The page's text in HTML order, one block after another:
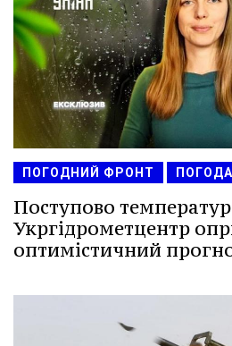
ПОГОДНИЙ ФРОНТ ПОГОДА
Поступово
Укргідрометцентр
оптимістичний